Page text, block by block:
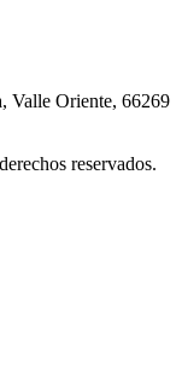
Valle Oriente, 66269
reservados.